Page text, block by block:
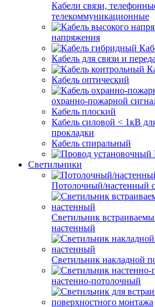
Кабели связи,
телекоммуникационные
напряжения
Кабель для связи и
Кабель оптический
охранно-пожарной
Кабель плоский
Кабель силовой < 1кВ
прокладки
Кабель спиральный
Светильники
Потолочный/настенный
Светильник
настенный
Светильник накладной
настенно-потолочный